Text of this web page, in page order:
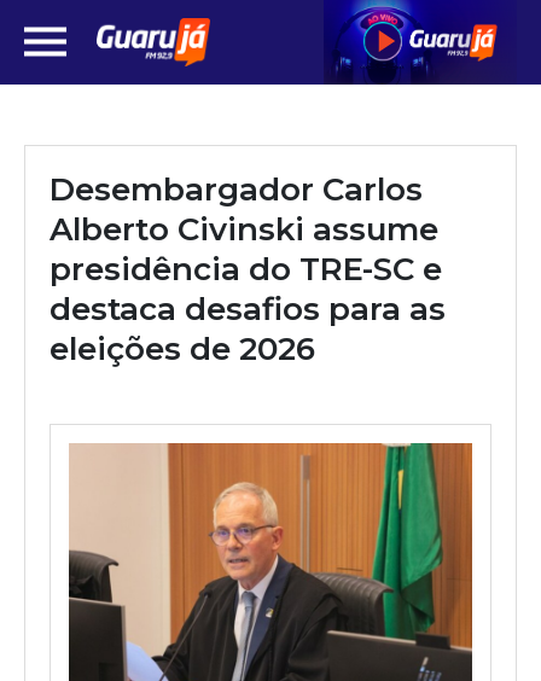
Desembargador Carlos
Alberto Civinski assume
presidência do TRE-SC e
destaca desafios para as
eleições de 2026